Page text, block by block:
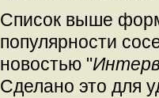
Список выше
популярности
новостью "
Сделано это для